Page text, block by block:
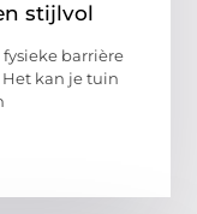
stijlvol
barrière
kan je tuin